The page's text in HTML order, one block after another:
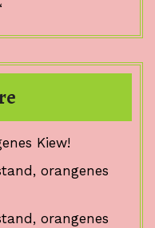
Kiew!
orangenes
orangenes